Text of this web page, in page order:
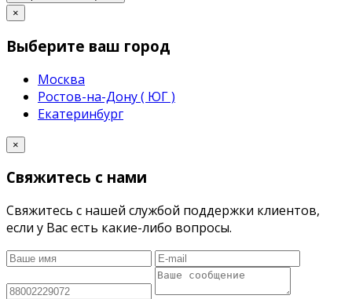
×
Выберите ваш город
Москва
Ростов-на-Дону ( ЮГ )
Екатеринбург
×
Свяжитесь с нами
Свяжитесь с нашей службой поддержки клиентов,
если у Вас есть какие-либо вопросы.